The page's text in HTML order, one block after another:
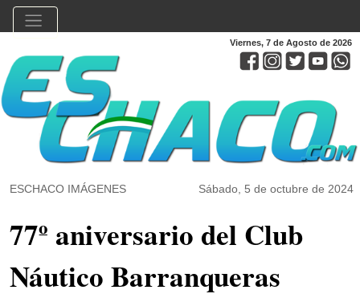
Viernes, 7 de Agosto de 2026
ESCHACO IMÁGENES Sábado, 5 de octubre de 2024
77º aniversario del Club
Náutico Barranqueras